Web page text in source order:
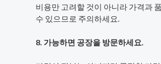
비용만 고려할 것이 아니라 가격과
수 있으므로 주의하세요.
8. 가능하면 공장을 방문하세요.